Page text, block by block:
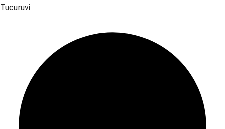
Tucuruvi